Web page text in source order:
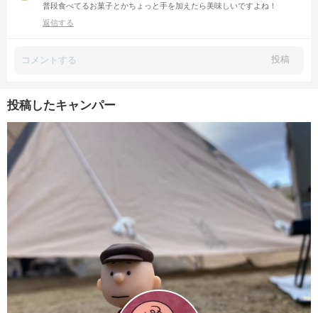
普段食べてるお菓子とかちょっと手を加えたら美味しいですよね！
返信する
投稿
投稿したキャンパー